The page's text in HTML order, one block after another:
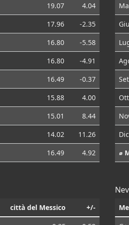
19.07
4.04
17.96
-2.35
16.80
-5.58
16.80
-4.91
16.49
-0.37
15.88
4.00
15.01
8.44
14.02
11.26
16.49 4.92
Giu
Set
Ott
Dic
⌀
città del Messico +/-